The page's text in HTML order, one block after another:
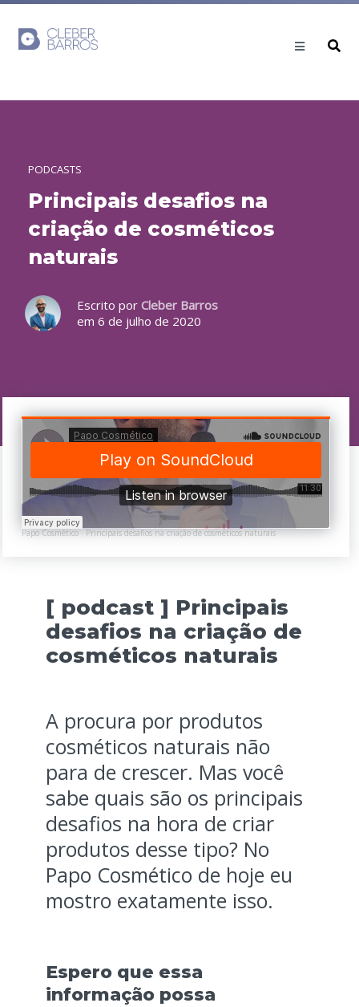
PODCASTS
Principais desafios na
criação de cosméticos
naturais
Escrito por Cleber Barros
em 6 de julho de 2020
Papo Cosmético · Principais desafios na criação de cosméticos naturais
[ podcast ] Principais
desafios na criação de
cosméticos naturais
A procura por produtos
cosméticos naturais não
para de crescer. Mas você
sabe quais são os principais
desafios na hora de criar
produtos desse tipo? No
Papo Cosmético de hoje eu
mostro exatamente isso.
Espero que essa
informação possa